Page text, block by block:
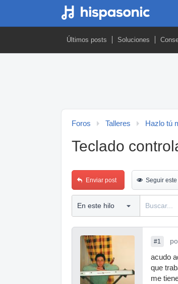
Últimos posts Soluciones
Foros Talleres Hazlo tú
Teclado
Enviar post Seguir
#1
acudo
que
me